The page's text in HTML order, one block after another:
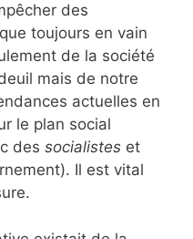
des
toujours en vain
de la société
mais de notre
actuelles en
le plan social
des socialistes et
Il est vital